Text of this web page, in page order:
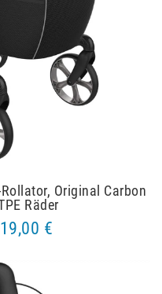
Original Carbon
Räder
€